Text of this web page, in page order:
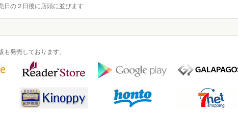
日の２日後に店頭に並びます
も発売しております。